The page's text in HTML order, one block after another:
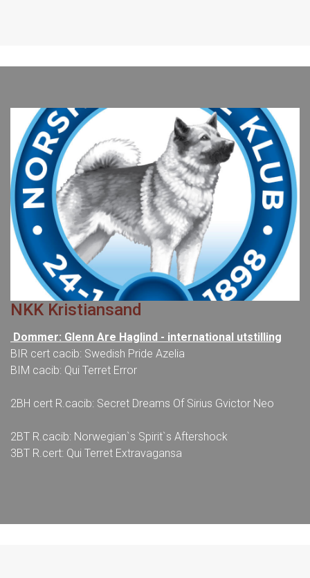
NKK Kristiansand
Dommer: Glenn Are Haglind - international utstilling
BIR cert cacib: Swedish Pride Azelia
BIM cacib: Qui Terret Error
2BH cert R.cacib: Secret Dreams Of Sirius Gvictor Neo
2BT R.cacib: Norwegian`s Spirit`s Aftershock
3BT R.cert: Qui Terret Extravagansa